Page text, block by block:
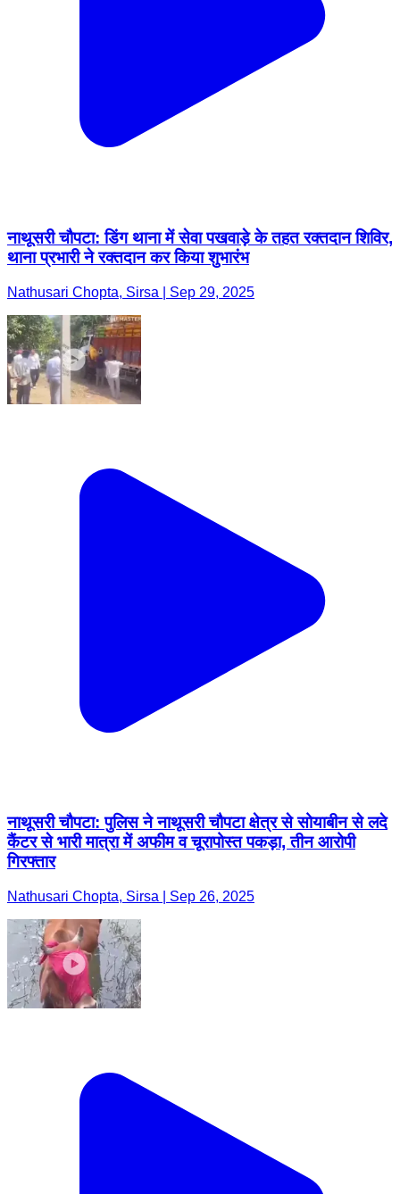
नाथूसरी चौपटा: डिंग थाना में सेवा पखवाड़े के तहत रक्तदान शिविर,
थाना प्रभारी ने रक्तदान कर किया शुभारंभ
Nathusari Chopta, Sirsa | Sep 29, 2025
नाथूसरी चौपटा: पुलिस ने नाथूसरी चौपटा क्षेत्र से सोयाबीन से लदे
कैंटर से भारी मात्रा में अफीम व चूरापोस्त पकड़ा, तीन आरोपी
गिरफ्तार
Nathusari Chopta, Sirsa | Sep 26, 2025